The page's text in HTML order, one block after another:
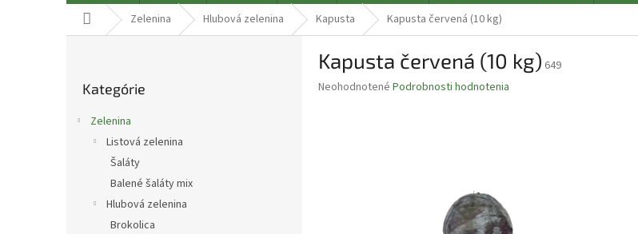
Domov Zelenina Hlubová zelenina Kapusta Kapusta červená (10 kg)
kategórie
Kategórie
Zelenina
Listová zelenina
Šaláty
Balené šaláty mix
Hlubová zelenina
Brokolica
Kapusta červená (10 kg) 649
Priemerné
Neohodnotené Podrobnosti hodnotenia